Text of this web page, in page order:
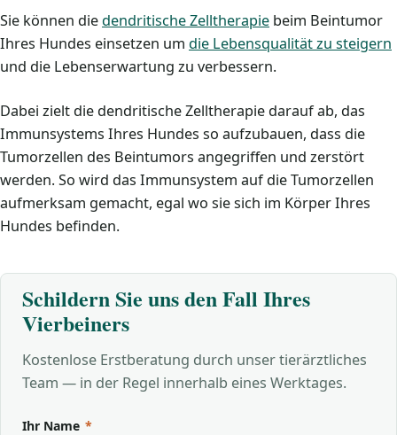
Sie können diedendritische Zelltherapie beim Beintumor
Ihres Hundes einsetzen um die Lebensqualität zu steigern
und die Lebenserwartung zu verbessern.
Dabei zielt die dendritische Zelltherapie darauf ab, das
Immunsystems Ihres Hundes so aufzubauen, dass die
Tumorzellen des Beintumors angegriffen und zerstört
werden. So wird das Immunsystem auf die Tumorzellen
aufmerksam gemacht, egal wo sie sich im Körper Ihres
Hundes befinden.
Schildern Sie uns den Fall Ihres
Vierbeiners
Kostenlose Erstberatung durch unser tierärztliches
Team — in der Regel innerhalb eines Werktages.
Ihr Name *